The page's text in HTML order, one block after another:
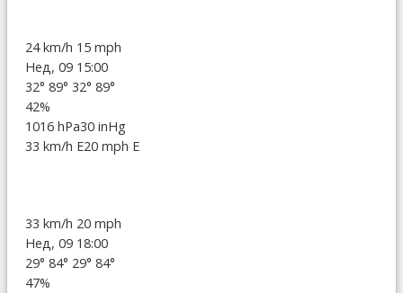
24 km/h 15 mph
Нед, 09 15:00
32° 89° 32° 89°
42%
1016 hPa30 inHg
33 km/h E20 mph E
33 km/h 20 mph
Нед, 09 18:00
29° 84° 29° 84°
47%